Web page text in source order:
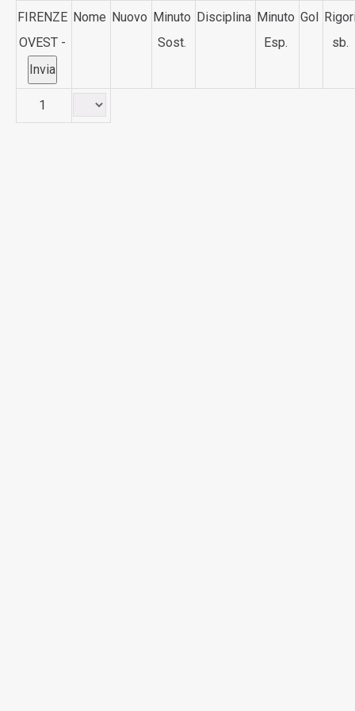
FIRENZE
OVEST -
Nome Nuovo Minuto
Sost.
Disciplina Minuto
Esp.
Gol
sb.
1